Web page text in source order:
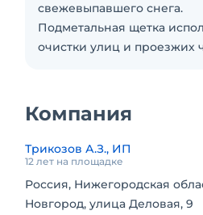
свежевыпавшего снега.
Подметальная щетка
очистки улиц и проезжих
Компания
Трикозов А.З., ИП
12 лет на площадке
Россия, Нижегородская
Новгород, улица Деловая, 9